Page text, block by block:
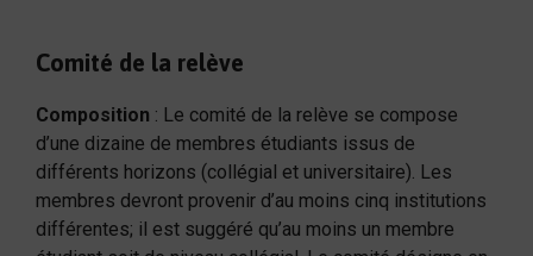
Comité de la relève
Composition : Le comité de la relève se compose
d’une dizaine de membres étudiants issus de
différents horizons (collégial et universitaire). Les
membres devront provenir d’au moins cinq institutions
différentes; il est suggéré qu’au moins un membre